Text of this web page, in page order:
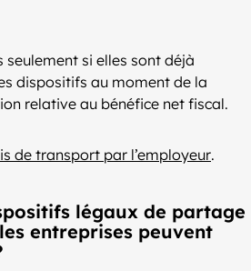
seulement si elles sont déjà
dispositifs au moment de la
relative au bénéfice net fiscal.
de transport par l’employeur.
légaux de partage
entreprises peuvent